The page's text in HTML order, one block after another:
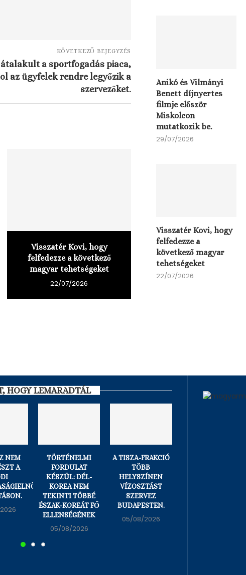
KÖVETKEZŐ BEJEGYZÉS
a sportfogadás piaca,
az ügyfelek rendre legyőzik a
szervezőket.
Visszatér Kovi, hogy
felfedezze a következő
magyar tehetségeket
22/07/2026
Anikó és Vilmányi
Benett díjnyertes
filmje először
Miskolcon
mutatkozik be.
29/07/2026
Visszatér Kovi, hogy
felfedezze a
következő magyar
tehetségeket
22/07/2026
HOGY LEMARADTÁL
NEM
A
TÖRTÉNELMI
FORDULAT
KÉSZÜL: DÉL-
KOREA NEM
TEKINTI TÖBBÉ
ÉSZAK-KOREÁT FŐ
ELLENSÉGÉNEK
05/08/2026
A TISZA-FRAKCIÓ
TÖBB
HELYSZÍNEN
VÍZOSZTÁST
SZERVEZ
BUDAPESTEN.
05/08/2026